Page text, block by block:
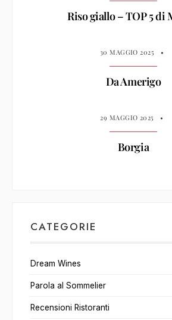
Riso giallo – TOP 5 di
30 MAGGIO 2025 •
Da Amerigo
29 MAGGIO 2025 •
Borgia
CATEGORIE
Dream Wines
Parola al Sommelier
Recensioni Ristoranti